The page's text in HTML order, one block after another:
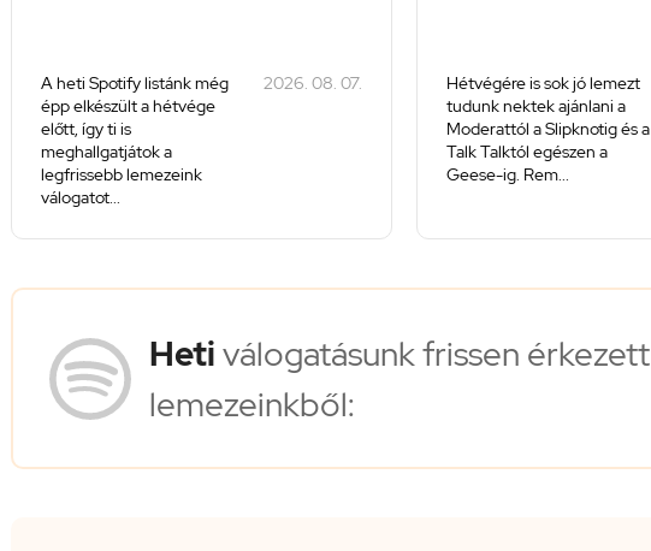
A heti Spotify listánk még
épp elkészült a hétvége
előtt, így ti is
meghallgatjátok a
legfrissebb lemezeink
válogatot...
2026. 08. 07.
Hétvégére is sok jó lemezt
tudunk nektek ajánlani a
Moderattól a Slipknotig és a
Talk Talktól egészen a
Geese-ig. Rem...
Hetiválogatásunk frissen érkezett
lemezeinkből: